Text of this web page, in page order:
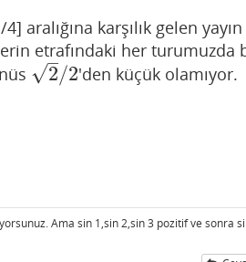
aralığına karşılık gelen yayın
etrafındaki her turumuzda
2
–
√ /2
2/2
'den küçük olamıyor.
Ama sin 1,sin 2,sin 3 pozitif ve sonra